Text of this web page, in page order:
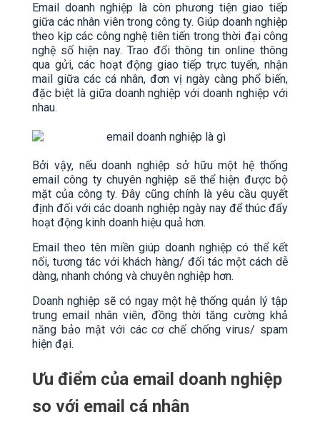
Email doanh nghiệp là còn phương tiện giao tiếp
giữa các nhân viên trong công ty. Giúp doanh nghiệp
theo kịp các công nghệ tiên tiến trong thời đại công
nghệ số hiện nay. Trao đổi thông tin online thông
qua gửi, các hoạt động giao tiếp trực tuyến, nhận
mail giữa các cá nhân, đơn vị ngày càng phổ biến,
đặc biệt là giữa doanh nghiệp với doanh nghiệp với
nhau.
Bởi vậy, nếu doanh nghiệp sở hữu một hệ thống
email công ty chuyên nghiệp sẽ thể hiện được bộ
mặt của công ty. Đây cũng chính là yêu cầu quyết
định đối với các doanh nghiệp ngày nay để thúc đẩy
hoạt động kinh doanh hiệu quả hơn.
Email theo tên miền giúp doanh nghiệp có thể kết
nối, tương tác với khách hàng/ đối tác một cách dễ
dàng, nhanh chóng và chuyên nghiệp hơn.
Doanh nghiệp sẽ có ngay một hệ thống quản lý tập
trung email nhân viên, đồng thời tăng cường khả
năng bảo mật với các cơ chế chống virus/ spam
hiện đại.
Ưu điểm của email doanh nghiệp
so với email cá nhân